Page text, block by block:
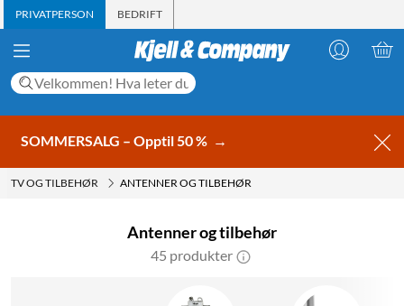
PRIVATPERSON BEDRIFT
SOMMERSALG – Opptil 50 % →
TV OG TILBEHØR ANTENNER OG TILBEHØR
Antenner og tilbehør
45 produkter